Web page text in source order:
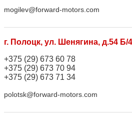
mogilev@forward-motors.com
г. Полоцк, ул. Шенягина, д.54 Б/4
+375 (29) 673 60 78
+375 (29) 673 70 94
+375 (29) 673 71 34
polotsk@forward-motors.com